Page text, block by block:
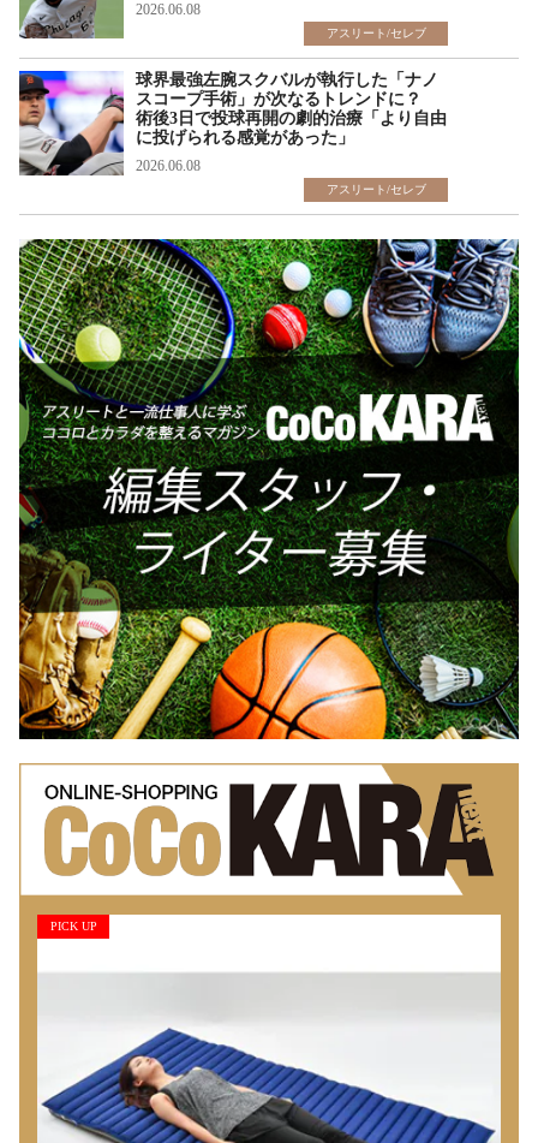
2026.06.08
アスリート/セレブ
球界最強左腕スクバルが執行した「ナノ
スコープ手術」が次なるトレンドに？
術後3日で投球再開の劇的治療「より自由
に投げられる感覚があった」
2026.06.08
アスリート/セレブ
PICK UP